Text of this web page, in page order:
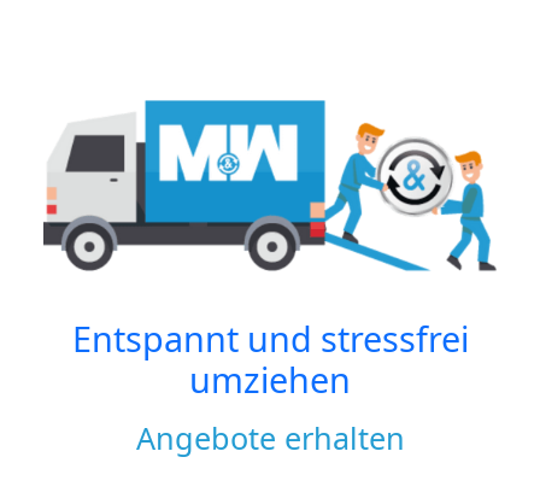
Entspannt und stressfrei
umziehen
Angebote erhalten